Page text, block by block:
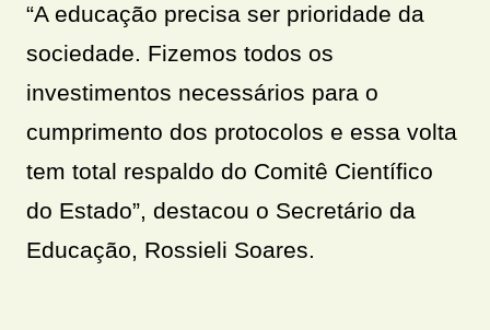
“A educação precisa ser prioridade da
sociedade. Fizemos todos os
investimentos necessários para o
cumprimento dos protocolos e essa volta
tem total respaldo do Comitê Científico
do Estado”, destacou o Secretário da
Educação, Rossieli Soares.